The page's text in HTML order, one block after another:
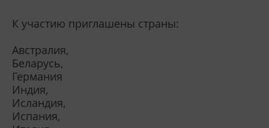
К участию приглашены страны:
Австралия,
Беларусь,
Германия
Индия,
Исландия,
Испания,